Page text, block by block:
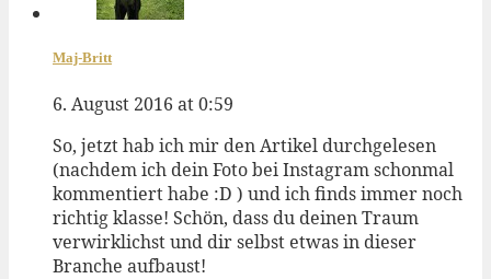
Maj-Britt
6. August 2016 at 0:59
So, jetzt hab ich mir den Artikel durchgelesen
(nachdem ich dein Foto bei Instagram schonmal
kommentiert habe :D ) und ich finds immer noch
richtig klasse! Schön, dass du deinen Traum
verwirklichst und dir selbst etwas in dieser
Branche aufbaust!